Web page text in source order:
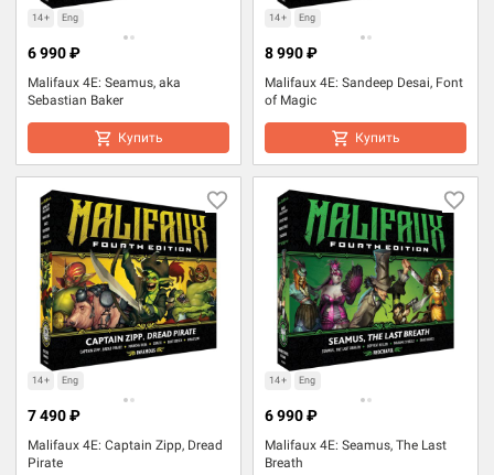
14+ Eng
Malifaux 4E: Seamus, aka
Sebastian Baker
6 990 ₽
Купить
14+ Eng
Malifaux 4E: Sandeep Desai, Font
of Magic
8 990 ₽
Купить
14+ Eng
Malifaux 4E: Captain Zipp, Dread
Pirate
7 490 ₽
14+ Eng
Malifaux 4E: Seamus, The Last
Breath
6 990 ₽